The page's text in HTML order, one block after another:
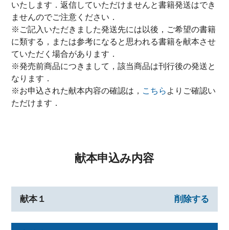
いたします．返信していただけませんと書籍発送はでき
ませんのでご注意ください．
※ご記入いただきました発送先には以後，ご希望の書籍
に類する，または参考になると思われる書籍を献本させ
ていただく場合があります．
※発売前商品につきまして，該当商品は刊行後の発送と
なります．
※お申込された献本内容の確認は， こちら よりご確認い
ただけます．
献本申込み内容
献本１ 削除する